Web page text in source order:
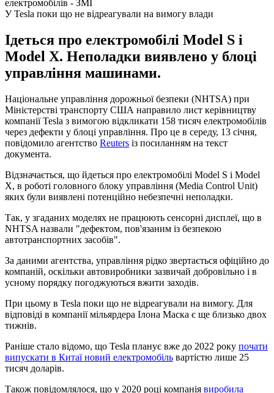
У Tesla поки що не відреагували на вимогу влади
Ідеться про електромобілі Model S і
Model X. Неполадки виявлено у блоці
управління машинами.
Національне управління дорожньої безпеки (NHTSA) при
Міністерстві транспорту США направило лист керівництву
компанії Tesla з вимогою відкликати 158 тисяч електромобілів
через дефекти у блоці управління. Про це в середу, 13 січня,
повідомило агентство Reuters із посиланням на текст
документа.
Відзначається, що йдеться про електромобілі Model S і Model
X, в роботі головного блоку управління (Media Control Unit)
яких були виявлені потенційно небезпечні неполадки.
Так, у згаданих моделях не працюють сенсорні дисплеї, що в
NHTSA назвали "дефектом, пов'язаним із безпекою
автотранспортних засобів".
За даними агентства, управління рідко звертається офіційно до
компаній, оскільки автовиробники зазвичай добровільно і в
усному порядку погоджуються вжити заходів.
При цьому в Tesla поки що не відреагували на вимогу. Для
відповіді в компанії мільярдера Ілона Маска є ще близько двох
тижнів.
Раніше стало відомо, що Tesla планує вже до 2022 року почати
випускати в Китаї новий електромобіль вартістю лише 25
тисяч доларів.
Також повідомлялося, що у 2020 році компанія виробила